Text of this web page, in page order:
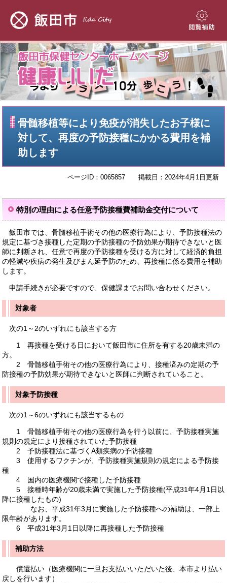
先
頭
で
す。
を
飛
ば
し
て
本
閲
補
助
骨髄移植等により免疫が消失したお子様に
対して、再度の予防接種にかかる費用を補
助します
ページID：0065857 掲載日：2024年4月1日更新
特別の理由による任意予防接種費補助金交付について
飯田市では、骨髄移植手術その他の医療行為により、予防接種法の
規定に基づき接種した定期の予防接種の予防効果が期待できないと医
師に判断され、任意で再度の予防接種を受ける方に対して経済的負担
の軽減や疾病の発生及びまん延予防のため、再接種に係る費用を補助
します。
申請手続きが必要ですので、保健課までお問い合わせください。
対象者
次の1～2のいずれにも該当する方
1 再接種を受ける日において飯田市に住所を有する20歳未満の
方。
2 骨髄移植手術その他の医療行為により、接種済みの定期の予
防接種の予防効果が期待できないと医師に判断されていること。
対象予防接種
次の1～6のいずれにも該当するもの
1 骨髄移植手術その他の医療行為を行う以前に、予防接種実施
規則の規定により接種されていた予防接種
2 予防接種法に基づくA類疾病の予防接種
3 使用するワクチンが、予防接種実施規則の規定による予防接
種
4 国内の医療機関で接種した予防接種
5 接種時年齢が20歳未満で実施した予防接種(平成31年4月1日以
降に接種したもの)
なお、平成31年3月に実施した予防接種への補助は、一部上
限年齢があります。
6 平成31年3月1日以降に再接種した予防接種
補助方法
償還払い（医療機関に一旦お支払いいただいた後、本市より払い
戻しを行います）